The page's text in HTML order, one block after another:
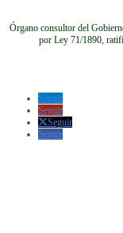
Órgano consultor del
por Ley 71/1890,
Seguir
Seguir
Seguir
Seguir